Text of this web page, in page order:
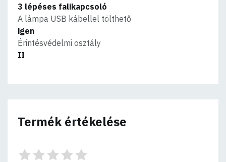
3 lépéses falikapcsoló
A lámpa USB kábellel tölthető
igen
Érintésvédelmi osztály
II
Termék értékelése